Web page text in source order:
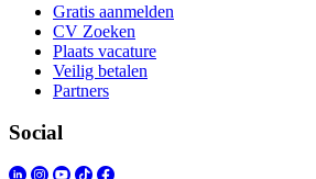
Gratis aanmelden
CV Zoeken
Plaats vacature
Veilig betalen
Partners
Social